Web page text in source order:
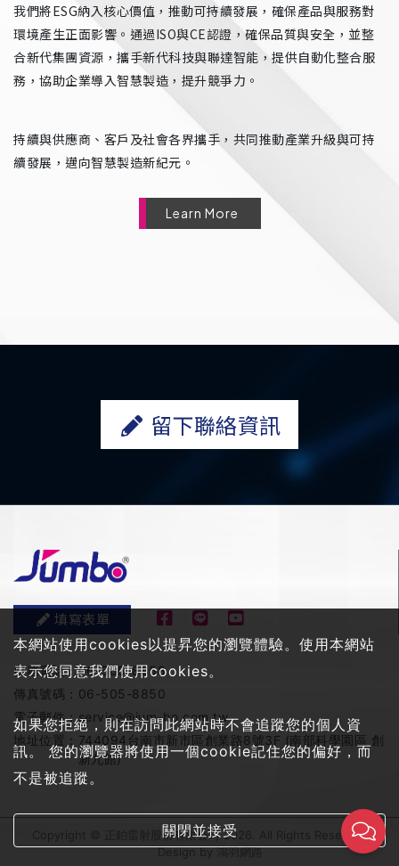
我們將ESG納入核心價值，推動可持續發展，確保產品與服務對
環境產生正面影響。通過ISO與CE認證，確保品質與安全，並整
合新代集團資源，攜手新代科技與聯達智能，提供自動化整合服
務，協助企業導入智慧製造，提升競爭力。
持續與供應商、客戶及社會各界攜手，共同推動產業升級與可持
續發展，邁向智慧製造新紀元。
Learn More
留下聯絡資訊
填寫表單
服務電話：06-505-8858
傳真號碼： 06-505-8850
電子郵件：service@jum-bo.com.tw
地址位置： 744094台南市新市區創業路8號3F (南部科學園區 創
新九館)
Copyright © 正鉑雷射股份有限公司 2026. All Rights Reserved
Design by鴻羽網路
本網站使用cookies以提昇您的瀏覽體驗。使用本網站
表示您同意我們使用cookies。
如果您拒絕，則在訪問此網站時不會追蹤您的個人資
訊。 您的瀏覽器將使用一個cookie記住您的偏好，而
不是被追蹤。
關閉並接受